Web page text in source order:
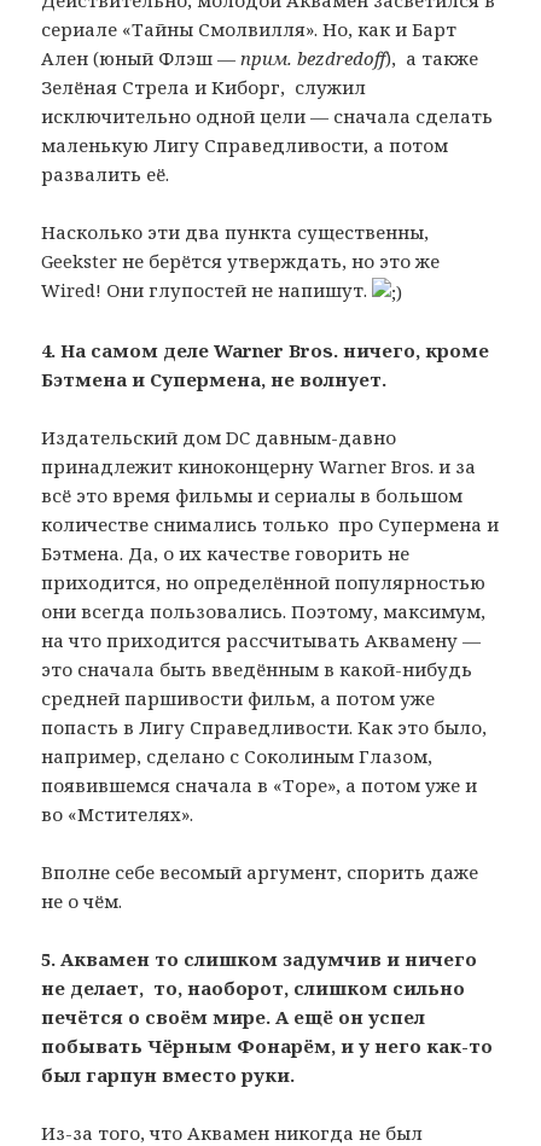
сериале «Тайны Смолвилля». Но, как и Барт
Ален (юный Флэш — прим. bezdredoff), а также
Зелёная Стрела и Киборг, служил
исключительно одной цели — сначала сделать
маленькую Лигу Справедливости, а потом
развалить её.
Насколько эти два пункта существенны,
Geekster не берётся утверждать, но это же
Wired! Они глупостей не напишут.
4. На самом деле Warner Bros. ничего, кроме
Бэтмена и Супермена, не волнует.
Издательский дом DC давным-давно
принадлежит киноконцерну Warner Bros. и за
всё это время фильмы и сериалы в большом
количестве снимались только про Супермена и
Бэтмена. Да, о их качестве говорить не
приходится, но определённой популярностью
они всегда пользовались. Поэтому, максимум,
на что приходится рассчитывать Аквамену —
это сначала быть введённым в какой-нибудь
средней паршивости фильм, а потом уже
попасть в Лигу Справедливости. Как это было,
например, сделано с Соколиным Глазом,
появившемся сначала в «Торе», а потом уже и
во «Мстителях».
Вполне себе весомый аргумент, спорить даже
не о чём.
5. Аквамен то слишком задумчив и ничего
не делает, то, наоборот, слишком сильно
печётся о своём мире. А ещё он успел
побывать Чёрным Фонарём, и у него как-то
был гарпун вместо руки.
Из-за того, что Аквамен никогда не был